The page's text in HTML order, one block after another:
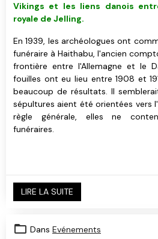
Vikings et les liens danois
royale de Jelling.
En 1939, les archéologues ont
funéraire à Haithabu, l'ancien
frontière entre l'Allemagne et le
fouilles ont eu lieu entre 1908 et
beaucoup de résultats. Il
sépultures aient été orientées vers
règle générale, elles ne
funéraires.
LIRE LA SUITE
Dans Evénements